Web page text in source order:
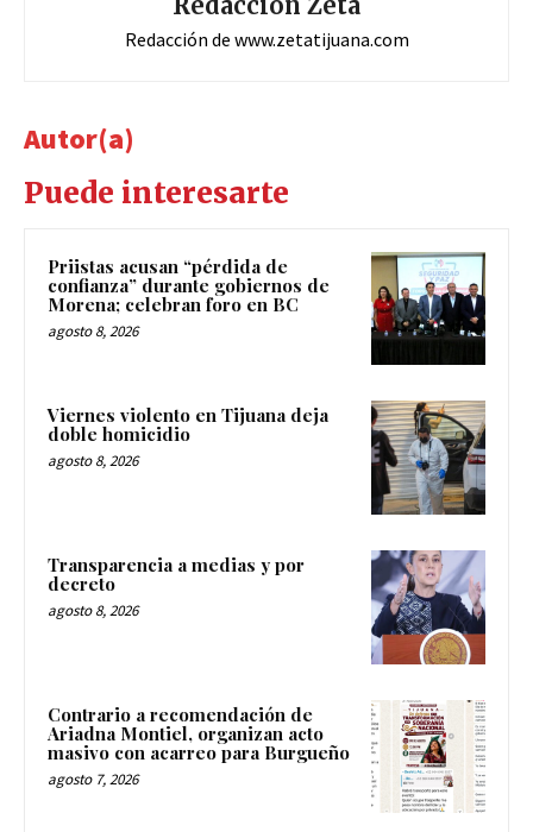
Redacción de www.zetatijuana.com
Autor(a)
Puede interesarte
Priistas acusan “pérdida de
confianza” durante gobiernos de
Morena; celebran foro en BC
agosto 8, 2026
Viernes violento en Tijuana deja
doble homicidio
agosto 8, 2026
Transparencia a medias y por
decreto
agosto 8, 2026
Contrario a recomendación de
Ariadna Montiel, organizan acto
masivo con acarreo para Burgueño
agosto 7, 2026